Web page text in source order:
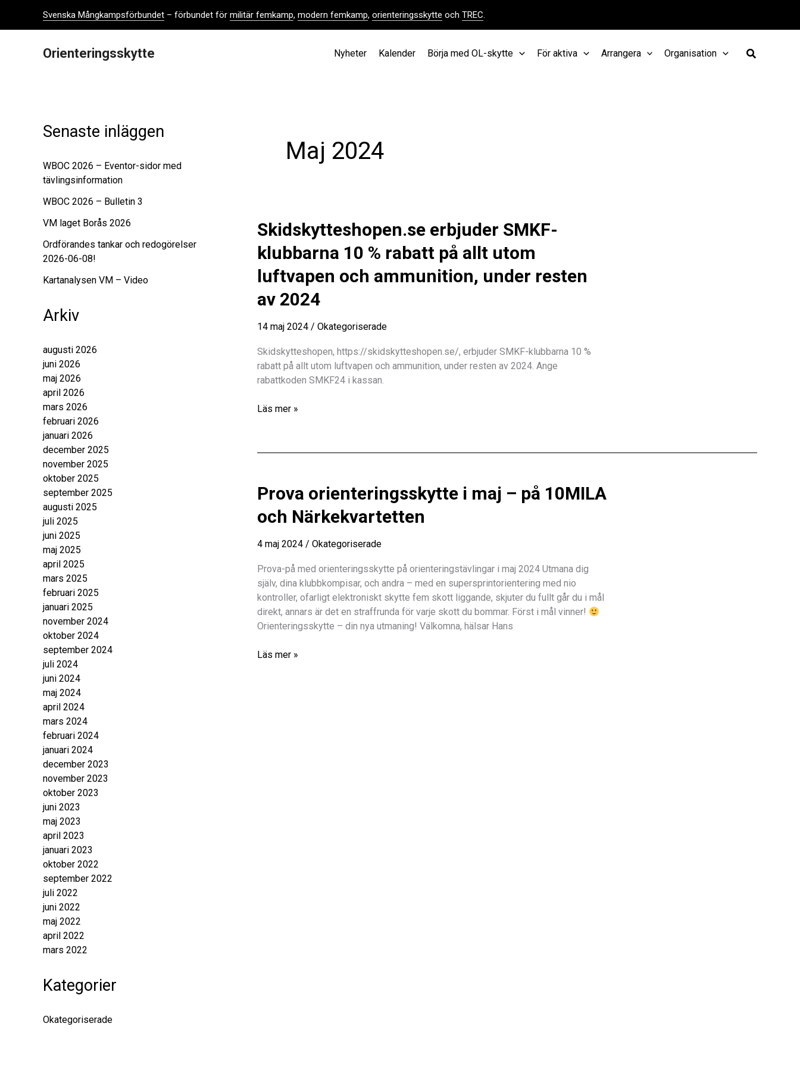
Svenska Mångkampsförbundet – förbundet för militär femkamp, modern femkamp, orienteringsskytte och TREC.
Orienteringsskytte Nyheter Kalender Börja med OL-skytte För aktiva Arrangera Organisation
Senaste inläggen
WBOC 2026 – Eventor-sidor med
tävlingsinformation
WBOC 2026 – Bulletin 3
VM laget Borås 2026
Ordförandes tankar och redogörelser
2026-06-08!
Kartanalysen VM – Video
Arkiv
augusti 2026
juni 2026
maj 2026
april 2026
mars 2026
februari 2026
januari 2026
december 2025
november 2025
oktober 2025
september 2025
augusti 2025
juli 2025
juni 2025
maj 2025
april 2025
mars 2025
februari 2025
januari 2025
november 2024
oktober 2024
september 2024
juli 2024
juni 2024
maj 2024
april 2024
mars 2024
februari 2024
januari 2024
december 2023
november 2023
oktober 2023
juni 2023
maj 2023
april 2023
januari 2023
oktober 2022
september 2022
juli 2022
juni 2022
maj 2022
april 2022
mars 2022
Kategorier
Okategoriserade
Maj 2024
Skidskytteshopen.se erbjuder SMKF-
klubbarna 10 % rabatt på allt utom
luftvapen och ammunition, under resten
av 2024
14 maj 2024 / Okategoriserade
Skidskytteshopen, https://skidskytteshopen.se/, erbjuder SMKF-klubbarna 10 %
rabatt på allt utom luftvapen och ammunition, under resten av 2024. Ange
rabattkoden SMKF24 i kassan.
Skidskytteshopen.se
klubbarna
rabatt
allt
luftvapen
och
ammunition,
under
resten
av
Läs mer »
Prova orienteringsskytte i maj – på 10MILA
och Närkekvartetten
4 maj 2024 / Okategoriserade
Prova-på med orienteringsskytte på orienteringstävlingar i maj 2024 Utmana dig
själv, dina klubbkompisar, och andra – med en supersprintorientering med nio
kontroller, ofarligt elektroniskt skytte fem skott liggande, skjuter du fullt går du i mål
direkt, annars är det en straffrunda för varje skott du bommar. Först i mål vinner!
Orienteringsskytte – din nya utmaning! Välkomna, hälsar Hans
Prova
Läs mer »